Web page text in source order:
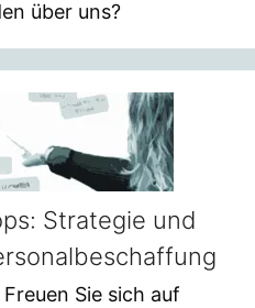
über uns?
Strategie und
Freuen Sie sich auf